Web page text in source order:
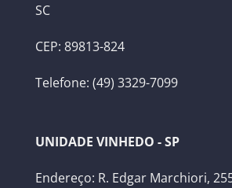
SC
CEP: 89813-824
Telefone: (49) 3329-7099
UNIDADE VINHEDO - SP
Endereço: R. Edgar Marchiori,